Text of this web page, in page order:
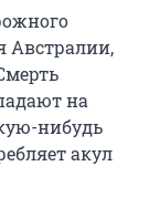
Австралии,
на
нибудь
акул